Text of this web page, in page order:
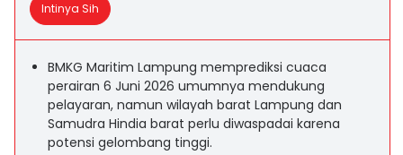
Intinya Sih
BMKG Maritim Lampung memprediksi cuaca
perairan 6 Juni 2026 umumnya mendukung
pelayaran, namun wilayah barat Lampung dan
Samudra Hindia barat perlu diwaspadai karena
potensi gelombang tinggi.